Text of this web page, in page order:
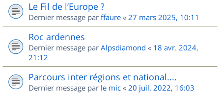
Le Fil de l’Europe ?
Dernier message par ffaure « 27 mars 2025, 10:11
Roc ardennes
Dernier message par Alpsdiamond « 18 avr. 2024,
21:12
Parcours inter régions et national....
Dernier message par le mic « 20 juil. 2022, 16:03